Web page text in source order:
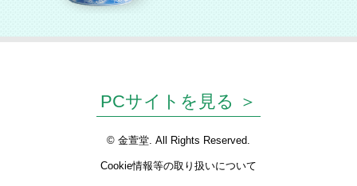
PCサイトを見る ＞
© 金萱堂. All Rights Reserved.
Cookie情報等の取り扱いについて